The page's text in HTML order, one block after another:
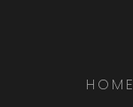
HOME